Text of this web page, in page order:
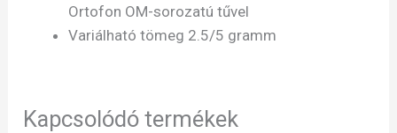
Ortofon OM-sorozatú tűvel
Variálható tömeg 2.5/5 gramm
Kapcsolódó termékek